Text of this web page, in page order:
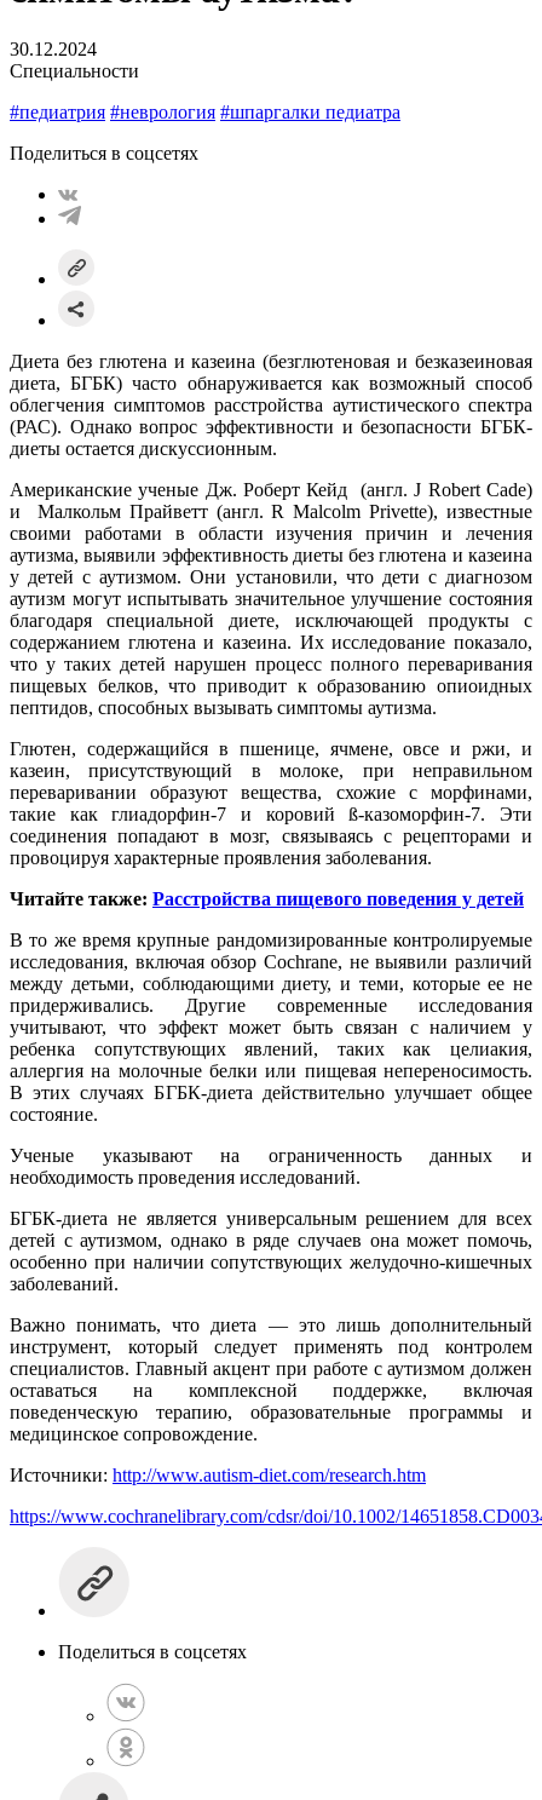
30.12.2024
Специальности
#педиатрия #неврология #шпаргалки педиатра
Поделиться в соцсетях
Диета без глютена и казеина (безглютеновая и безказеиновая
диета, БГБК) часто обнаруживается как возможный способ
облегчения симптомов расстройства аутистического спектра
(РАС). Однако вопрос эффективности и безопасности БГБК-
диеты остается дискуссионным.
Американские ученые Дж. Роберт Кейд (англ. J Robert Cade)
и Малкольм Прайветт (англ. R Malcolm Privette), известные
своими работами в области изучения причин и лечения
аутизма, выявили эффективность диеты без глютена и казеина
у детей с аутизмом. Они установили, что дети с диагнозом
аутизм могут испытывать значительное улучшение состояния
благодаря специальной диете, исключающей продукты с
содержанием глютена и казеина. Их исследование показало,
что у таких детей нарушен процесс полного переваривания
пищевых белков, что приводит к образованию опиоидных
пептидов, способных вызывать симптомы аутизма.
Глютен, содержащийся в пшенице, ячмене, овсе и ржи, и
казеин, присутствующий в молоке, при неправильном
переваривании образуют вещества, схожие с морфинами,
такие как глиадорфин-7 и коровий ß-казоморфин-7. Эти
соединения попадают в мозг, связываясь с рецепторами и
провоцируя характерные проявления заболевания.
Читайте также: Расстройства пищевого поведения у детей
В то же время крупные рандомизированные контролируемые
исследования, включая обзор Cochrane, не выявили различий
между детьми, соблюдающими диету, и теми, которые ее не
придерживались. Другие современные исследования
учитывают, что эффект может быть связан с наличием у
ребенка сопутствующих явлений, таких как целиакия,
аллергия на молочные белки или пищевая непереносимость.
В этих случаях БГБК-диета действительно улучшает общее
состояние.
Ученые указывают на ограниченность данных и
необходимость проведения исследований.
БГБК-диета не является универсальным решением для всех
детей с аутизмом, однако в ряде случаев она может помочь,
особенно при наличии сопутствующих желудочно-кишечных
заболеваний.
Важно понимать, что диета — это лишь дополнительный
инструмент, который следует применять под контролем
специалистов. Главный акцент при работе с аутизмом должен
оставаться на комплексной поддержке, включая
поведенческую терапию, образовательные программы и
медицинское сопровождение.
Источники: http://www.autism-diet.com/research.htm
https://www.cochranelibrary.com/cdsr/doi/10.1002/
Поделиться в соцсетях